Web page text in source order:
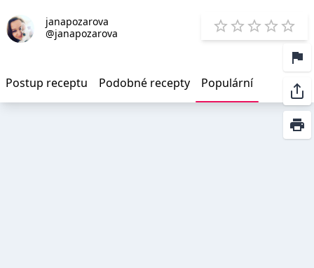
janapozarova
@janapozarova
1 Star
2 Stars
3 Stars
4 5
Postup receptu Podobné recepty Populární